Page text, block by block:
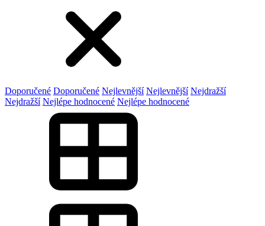
Doporučené Doporučené Nejlevnější Nejlevnější Nejdražší
Nejdražší Nejlépe hodnocené Nejlépe hodnocené